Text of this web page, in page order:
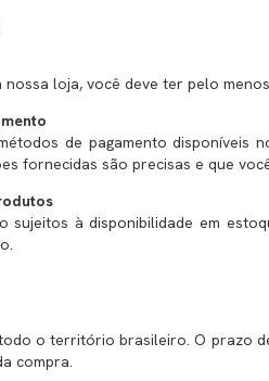
nossa loja, você deve ter pelo
de pagamento
fornecidas são precisas e que
sujeitos à disponibilidade em
o território brasileiro. O prazo
compra.